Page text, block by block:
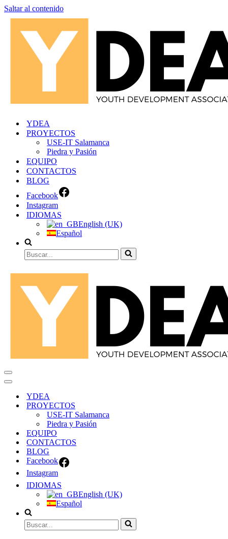
Saltar al contenido
YDEA
PROYECTOS
USE-IT Salamanca
Piedra y Pasión
EQUIPO
CONTACTOS
BLOG
Facebook
Instagram
IDIOMAS
English (UK)
Español
Buscar...
Menú
de
Menú
navegación
YDEA
PROYECTOS
USE-IT Salamanca
Piedra y Pasión
EQUIPO
CONTACTOS
BLOG
Facebook
Instagram
IDIOMAS
English (UK)
Español
Buscar...